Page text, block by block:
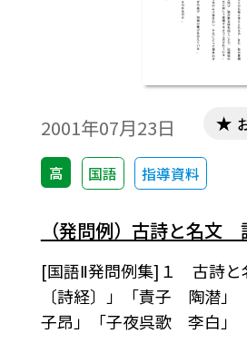
2001年07月23日
高 国語 指導資料
（発問例）古詩と名文
[国語Ⅱ発問例集]１ 古詩
〔詩経〕」「責子 陶潜
子昂」「子夜呉歌 李白」